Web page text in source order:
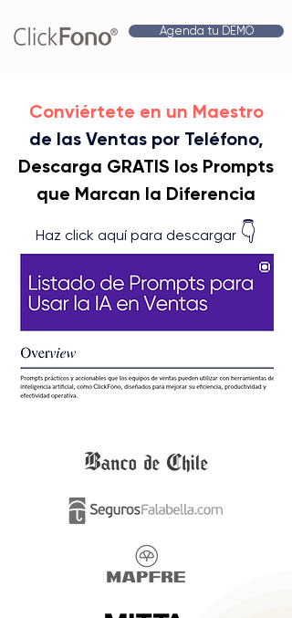
Agenda tu DEMO
Conviértete en un Maestro
de las Ventas por Teléfono,
Descarga GRATIS los Prompts
que Marcan la Diferencia
Haz click aquí para descargar 👇